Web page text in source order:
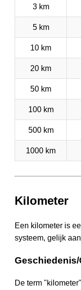
3 km
5 km
10 km
20 km
50 km
100 km
500 km
1000 km
Kilometer
Een kilometer is
systeem, gelijk
De term